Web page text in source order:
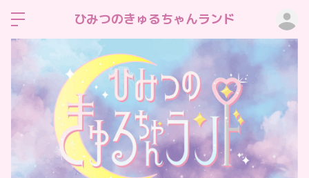
ひみつのきゅるちゃんランド